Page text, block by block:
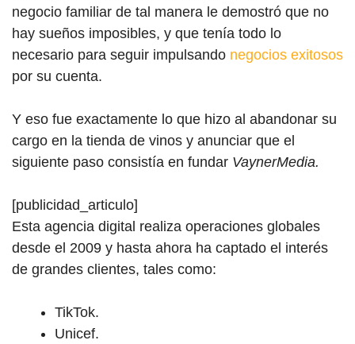
negocio familiar de tal manera le demostró que no
hay sueños imposibles, y que tenía todo lo
necesario para seguir impulsando negocios exitosos
por su cuenta.
Y eso fue exactamente lo que hizo al abandonar su
cargo en la tienda de vinos y anunciar que el
siguiente paso consistía en fundar VaynerMedia.
[publicidad_articulo]
Esta agencia digital realiza operaciones globales
desde el 2009 y hasta ahora ha captado el interés
de grandes clientes, tales como:
TikTok.
Unicef.